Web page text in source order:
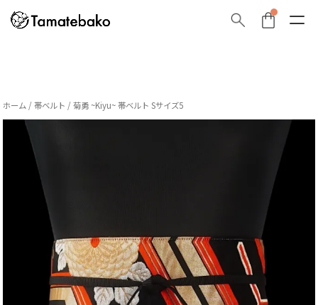
ホーム /帯ベルト / 菊勇 ~Kiyu~ 帯ベルト Sサイズ5